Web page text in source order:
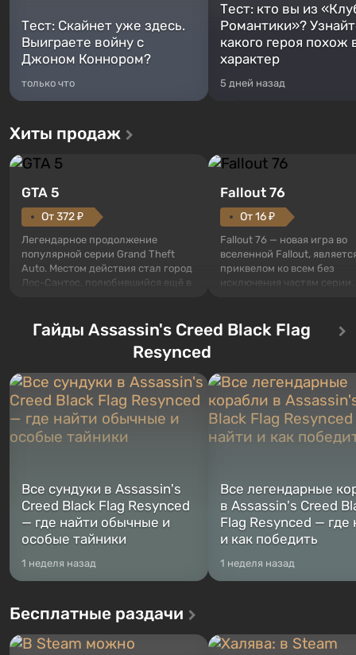
Тест: Скайнет уже здесь.
Выиграете войну с
Джоном Коннором?
только что
Тест: кто вы из
Романтики»?
какого героя похож
характер
5 дней назад
Хиты продаж
GTA 5
От 372 ₽
Легендарное продолжение
популярной серии Grand Theft
Auto. Местом действия стал город
Лос-Сантос, полюбившийся ещё в
сразу трех персонажей: Майкла,
Тревора и Франклина, между
Жанр и...
Fallout 76
От 16 ₽
Fallout 76 — новая игра во
вселенной Fallout,
приквелом ко всем без
исключения частям серии.
Оно же, по задумке
Vault-Tec, должно
Место действия Fallout...
Гайды Assassin's Creed Black Flag
Resynced
Все сундуки в Assassin's
Creed Black Flag Resynced
— где найти обычные и
особые тайники
1 неделя назад
Все легендарные
в Assassin's Creed
Flag Resynced — где
и как победить
1 неделя назад
Бесплатные раздачи